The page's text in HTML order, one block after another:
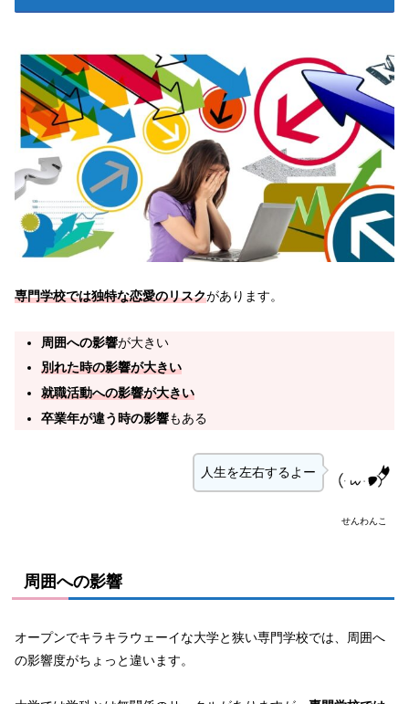
専門学校では独特な恋愛のリスクがあります。
周囲への影響が大きい
別れた時の影響が大きい
就職活動への影響が大きい
卒業年が違う時の影響もある
せんわんこ
人生を左右するよー
周囲への影響
オープンでキラキラウェーイな大学と狭い専門学校では、周囲へ
の影響度がちょっと違います。